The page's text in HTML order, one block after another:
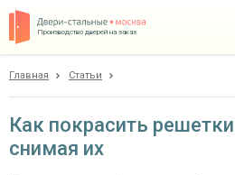
Производство дверей на заказ
Доставка
Главная Статьи
Как покрасить
снимая их